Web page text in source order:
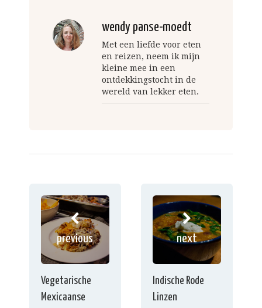
wendy panse-moedt
Met een liefde voor eten
en reizen, neem ik mijn
kleine mee in een
ontdekkingstocht in de
wereld van lekker eten.
previous
Vegetarische
Mexicaanse
next
Indische Rode
Linzen